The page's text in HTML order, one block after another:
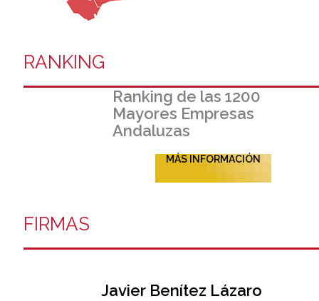
RANKING
Ranking de las 1200
Mayores Empresas
Andaluzas
MÁS INFORMACIÓN
FIRMAS
Javier Benítez Lázaro